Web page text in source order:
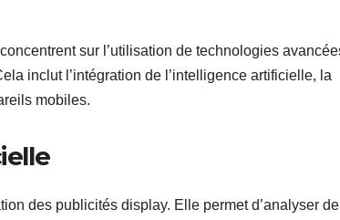
sur l’utilisation de technologies
inclut l’intégration de l’intelligence artificielle, la
mobiles.
des publicités display. Elle permet d’analyser de